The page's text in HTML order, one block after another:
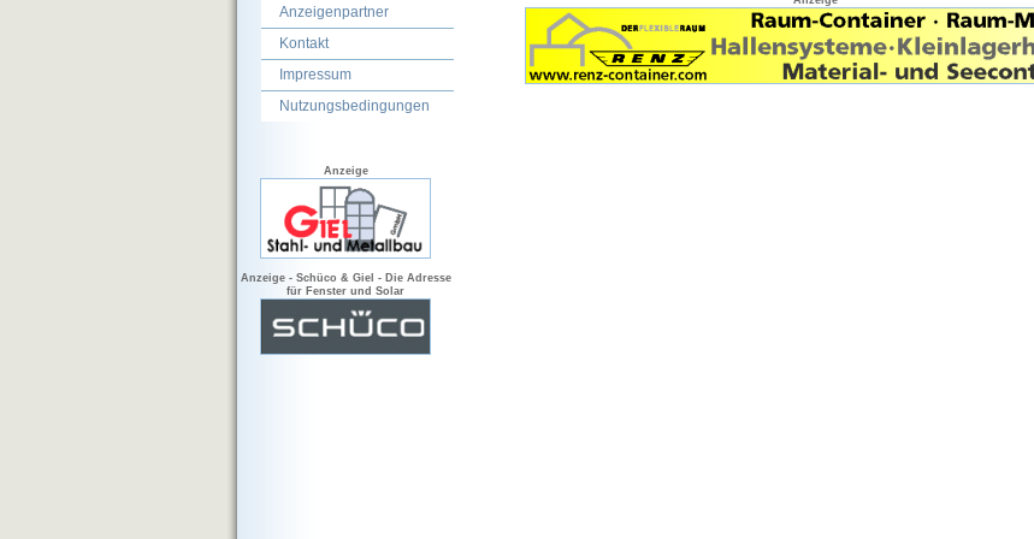
Anzeigenpartner
Kontakt
Impressum
Nutzungsbedingungen
Anzeige
Anzeige - Schüco & Giel - Die Adresse
für Fenster und Solar